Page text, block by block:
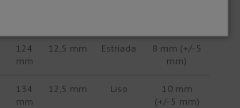
124
mm
12,5 mm Estriada
8 mm (+/- 5
mm)
134
mm
12,5 mm Liso
10 mm
(+/- 5 mm)